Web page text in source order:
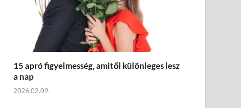
15 apró figyelmesség, amitől különleges lesz
a nap
2026.02.09.